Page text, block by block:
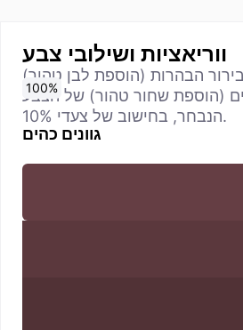
ווריאציות ושילובי צבע
הבהרות (הוספת לבן טהור)
(הוספת שחור טהור) של הצבע
הנבחר, בחישוב של צעדי 10%.
גוונים כהים
0%
10%
20%
30%
40%
50%
60%
70%
80%
90%
100%